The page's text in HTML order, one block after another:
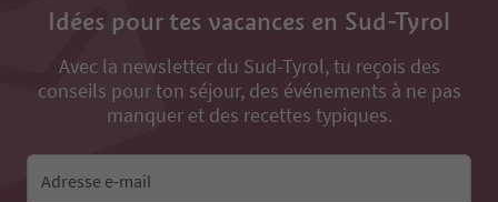
Idées pour tes vacances en Sud-Tyrol
Avec la newsletter du Sud-Tyrol, tu reçois des
conseils pour ton séjour, des événements à ne pas
manquer et des recettes typiques.
Adresse e-mail